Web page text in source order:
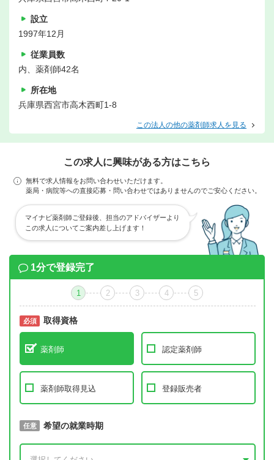
設立
1997年12月
従業員数
内、薬剤師42名
所在地
兵庫県西宮市高木西町1-8
この法人の他の薬剤師求人を見る
この求人に興味がある方はこちら
無料で求人情報をお問い合わせいただけます。
薬局・病院等への直接応募・問い合わせではありませんのでご安心ください。
マイナビ薬剤師ご登録後、担当のアドバイザーより
この求人についてご案内差し上げます！
1分で登録完了
1 2 3 4 5
必須 取得資格
薬剤師 認定薬剤師
薬剤師取得見込 登録販売者
必須 取得予定年
任意 希望の就業時期